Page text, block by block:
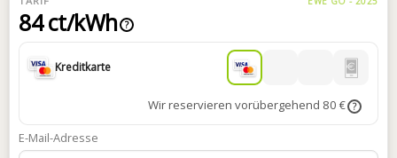
84 ct/kWh ?
Kreditkarte
Wir reservieren vorübergehend 80 € ?
E-Mail-Adresse